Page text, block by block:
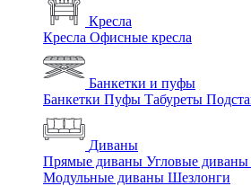
Кресла
Кресла Офисные кресла
Банкетки и пуфы
Банкетки Пуфы Табуреты
Диваны
Прямые диваны Угловые диваны
Модульные диваны Шезлонги